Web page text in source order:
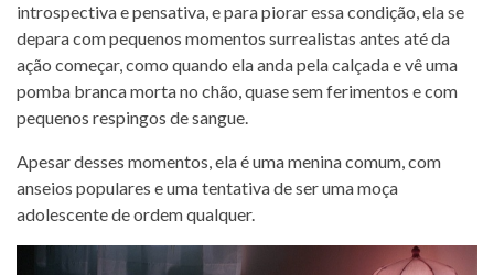
introspectiva e pensativa, e para piorar essa condição, ela se
depara com pequenos momentos surrealistas antes até da
ação começar, como quando ela anda pela calçada e vê uma
pomba branca morta no chão, quase sem ferimentos e com
pequenos respingos de sangue.
Apesar desses momentos, ela é uma menina comum, com
anseios populares e uma tentativa de ser uma moça
adolescente de ordem qualquer.